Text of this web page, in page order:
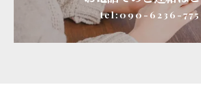
tel:090-6236-